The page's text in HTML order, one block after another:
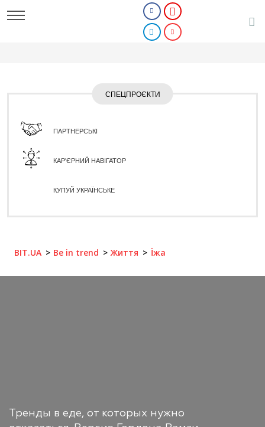
СПЕЦПРОЄКТИ
ПАРТНЕРСЬКІ
КАР'ЄРНИЙ НАВІГАТОР
КУПУЙ УКРАЇНСЬКЕ
BIT.UA Be in trend Життя Їжа
Тренды в еде, от которых нужно